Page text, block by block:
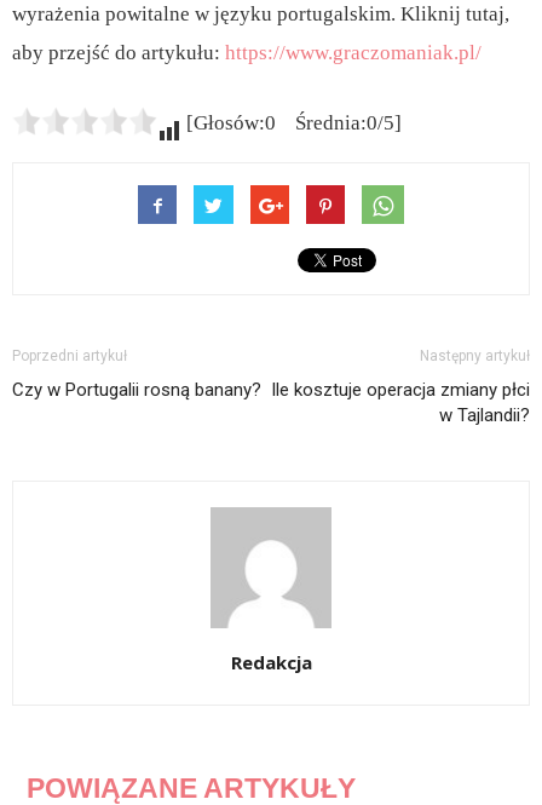
wyrażenia powitalne w języku portugalskim. Kliknij tutaj,
aby przejść do artykułu: https://www.graczomaniak.pl/
[Głosów:0 Średnia:0/5]
Poprzedni artykuł
Czy w Portugalii rosną banany?
Następny artykuł
Ile kosztuje operacja zmiany płci
w Tajlandii?
Redakcja
POWIĄZANE ARTYKUŁY